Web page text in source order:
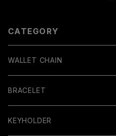
CATEGORY
WALLET CHAIN
BRACELET
BANGLE
KEYHOLDER